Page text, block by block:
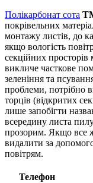
Полікарбонат сота
покрівельних
монтажу листів, до
якщо вологість
секційних
викличе часткове
зеленіння та
проблеми, потрібно
торців (відкритих
лише запобігти
всередину листа
прозорим. Якщо все
видалити за
повітрям.
Телефон